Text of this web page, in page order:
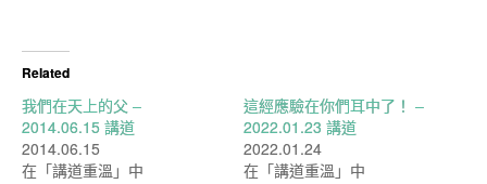
Related
我們在天上的父 –
2014.06.15 講道
2014.06.15
在「講道重溫」中
這經應驗在你們耳中了！ –
2022.01.23 講道
2022.01.24
在「講道重溫」中